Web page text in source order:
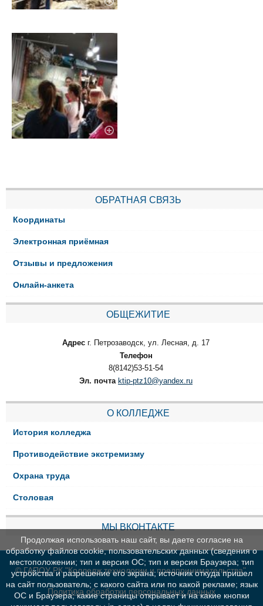
ОБРАТНАЯ СВЯЗЬ
Координаты
Электронная приёмная
Отзывы и предложения
Онлайн-анкета
ОБЩЕЖИТИЕ
Адрес г. Петрозаводск, ул. Лесная, д. 17
Телефон
8(8142)53-51-54
Эл. почта ktip-ptz10@yandex.ru
О КОЛЛЕДЖЕ
История колледжа
Противодействие экстремизму
Охрана труда
Столовая
МЫ ВКОНТАКТЕ
© ГАПОУ РК "Колледж технологии и предпринимательства"
Политика обработки персональных данных
Продолжая использовать наш сайт, вы даете согласие на
обработку файлов cookie, пользовательских данных (сведения о
местоположении; тип и версия ОС; тип и версия Браузера; тип
устройства и разрешение его экрана; источник откуда пришел
на сайт пользователь; с какого сайта или по какой рекламе; язык
ОС и Браузера; какие страницы открывает и на какие кнопки